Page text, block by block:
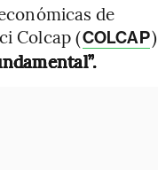
de
Colcap (COLCAP)